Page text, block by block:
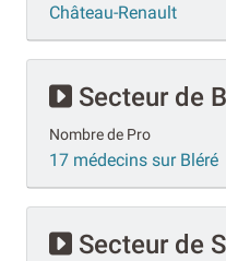
Château-Renault
Secteur de
Nombre de Pro
17 médecins sur Bléré
Secteur de